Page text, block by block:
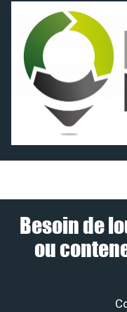
Besoin de
ou